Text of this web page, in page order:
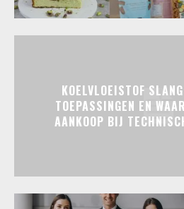
KOELVLOEISTOF
TOEPASSINGEN EN
AANKOOP BIJ